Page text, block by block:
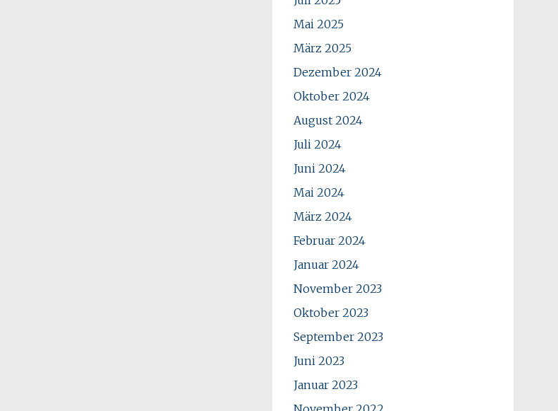
Mai 2025
März 2025
Dezember 2024
Oktober 2024
August 2024
Juli 2024
Juni 2024
Mai 2024
März 2024
Februar 2024
Januar 2024
November 2023
Oktober 2023
September 2023
Juni 2023
Januar 2023